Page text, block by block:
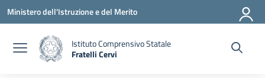
Vai ai contenuti
Vai al menu di navigazione
Vai al footer
Ministero dell'Istruzione e del Merito
Istituto Comprensivo Statale
Fratelli Cervi